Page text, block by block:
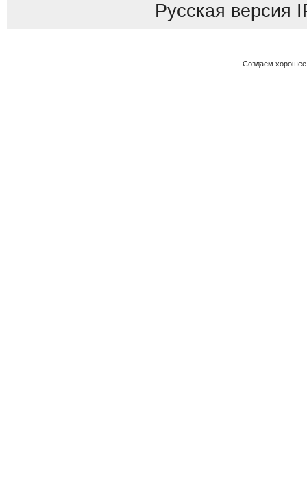
Русская версия
Создаем